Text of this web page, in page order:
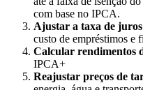
com base no IPCA.
Ajustar a taxa de juros
custo de empréstimos e
Calcular rendimentos
IPCA+
Reajustar preços de